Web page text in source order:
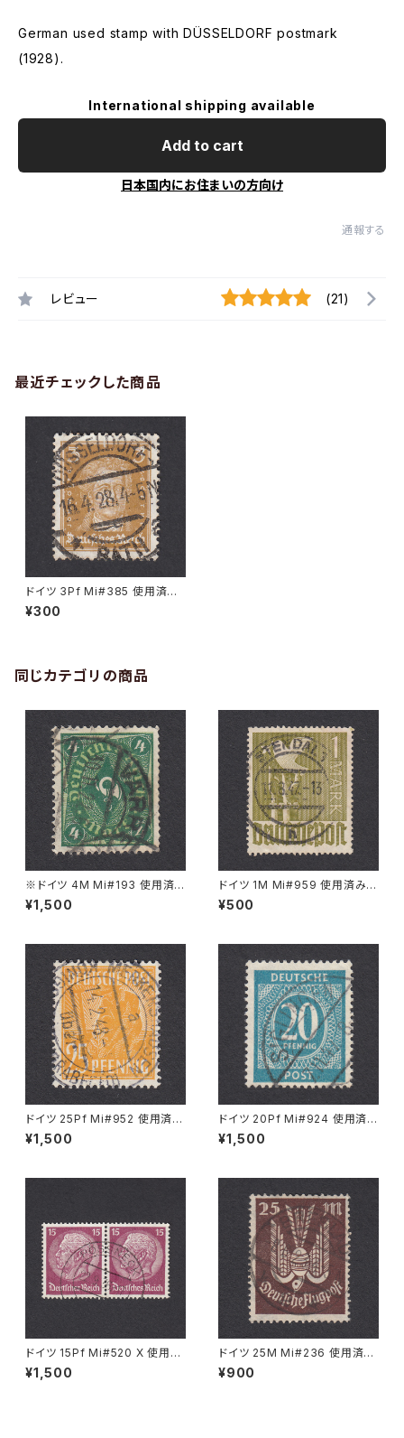
German used stamp with DÜSSELDORF postmark
(1928).
International shipping available
Add to cart
日本国内にお住まいの方向け
通報する
レビュー (21)
最近チェックした商品
ドイツ 3Pf Mi#385 使用済み
切手｜DÜSSELDORF 16.4.19
28
¥300
同じカテゴリの商品
※ドイツ 4M Mi#193 使用済
み切手｜VARREL 30.11.1922
¥1,500
ドイツ 1M Mi#959 使用済み切
手｜STENDAL 11.8.1947
¥500
ドイツ 25Pf Mi#952 使用済み
切手｜MERKERSHAUSEN 14.
2.1948
¥1,500
ドイツ 20Pf Mi#924 使用済み
切手｜SIGLINGEN 7.11.1947
¥1,500
ドイツ 15Pf Mi#520 X 使用済
み切手｜PÖSSNECK 22.9.19
36
¥1,500
ドイツ 25M Mi#236 使用済み
切手｜BRESLAU 8.6.1923
¥900